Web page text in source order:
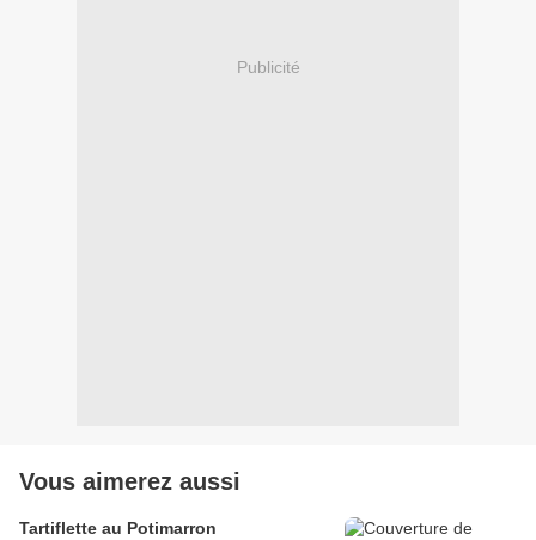
Publicité
Vous aimerez aussi
Tartiflette au Potimarron